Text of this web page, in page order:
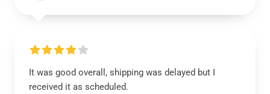
It was good overall, shipping was delayed but I
received it as scheduled.